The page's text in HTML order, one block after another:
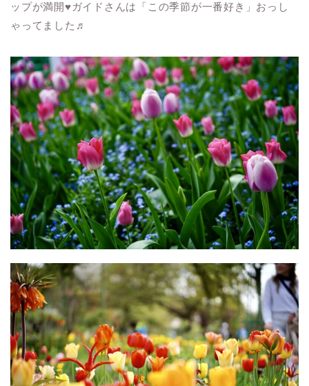
ップが満開♥ガイドさんは「この季節が一番好き」おっし
ゃってました♬